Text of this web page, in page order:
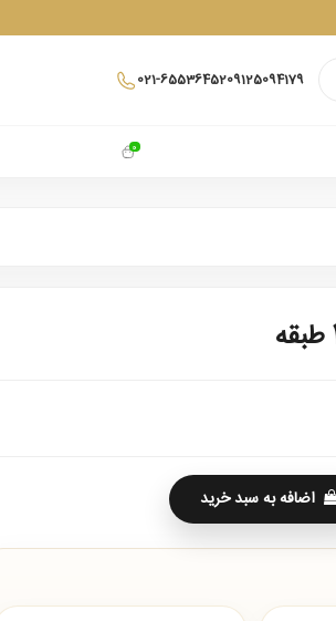
021-6553645209125094179
0
اضافه به سبد خرید